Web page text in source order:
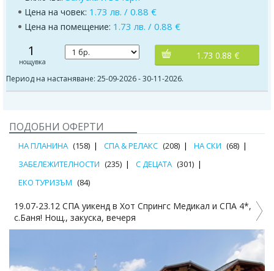
Цена на човек: 1.73 лв. / 0.88 €
Цена на помещение: 1.73 лв. / 0.88 €
1
нощувка
1.73 0.88 €
Период на настаняване: 25-09-2026 - 30-11-2026.
ПОДОБНИ ОФЕРТИ
НА ПЛАНИНА (158) СПА & РЕЛАКС (208) НА СКИ (68)
ЗАБЕЛЕЖИТЕЛНОСТИ (235) С ДЕЦАТА (301)
ЕКО ТУРИЗЪМ (84)
19.07-23.12 СПА уикенд в Хот Спрингс Медикал и СПА 4*,
с.Баня! Нощ., закуска, вечеря